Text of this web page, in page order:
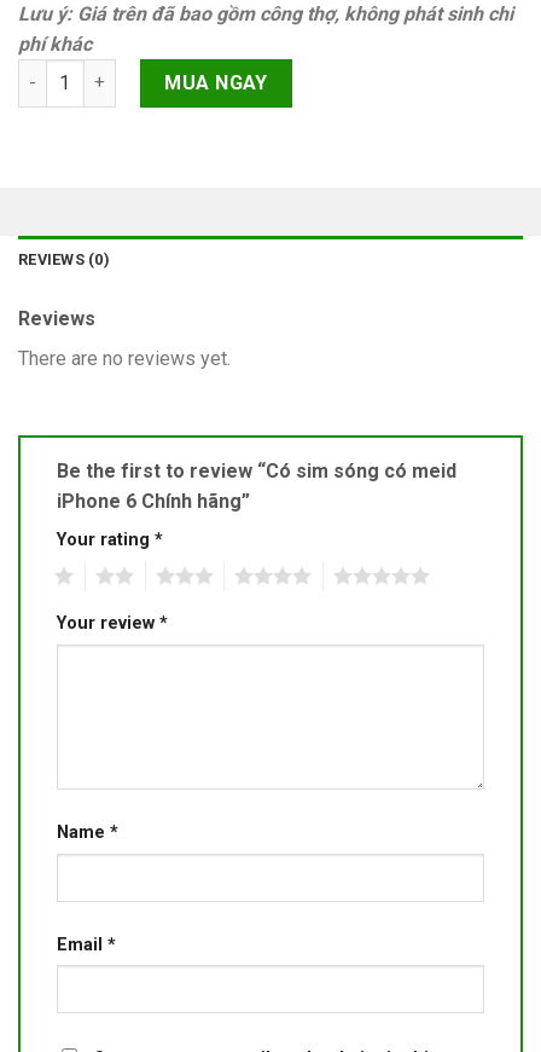
Lưu ý: Giá trên đã bao gồm công thợ, không phát sinh chi
phí khác
Có sim sóng có meid iPhone 6 Chính hãng quantity
MUA NGAY
REVIEWS (0)
Reviews
There are no reviews yet.
Be the first to review “Có sim sóng có meid
iPhone 6 Chính hãng”
Your rating *
Your review *
Name *
Email *